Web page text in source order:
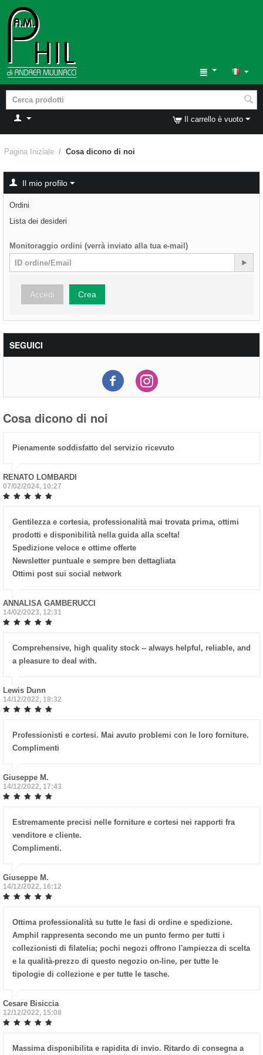
Il carrello è vuoto
Pagina Iniziale / Cosa dicono di noi
Il mio profilo
Ordini
Lista dei desideri
Monitoraggio ordini (verrà inviato alla tua e-mail)
Accedi Crea
SEGUICI
Cosa dicono di noi
Pienamente soddisfatto del servizio ricevuto
RENATO LOMBARDI
07/02/2024, 10:27
Gentilezza e cortesia, professionalità mai trovata prima, ottimi
prodotti e disponibilità nella guida alla scelta!
Spedizione veloce e ottime offerte
Newsletter puntuale e sempre ben dettagliata
Ottimi post sui social network
ANNALISA GAMBERUCCI
14/02/2023, 12:31
Comprehensive, high quality stock -- always helpful, reliable, and
a pleasure to deal with.
Lewis Dunn
14/12/2022, 18:32
Professionisti e cortesi. Mai avuto problemi con le loro forniture.
Complimenti
Giuseppe M.
14/12/2022, 17:43
Estremamente precisi nelle forniture e cortesi nei rapporti fra
venditore e cliente.
Complimenti.
Giuseppe M.
14/12/2022, 16:12
Ottima professionalità su tutte le fasi di ordine e spedizione.
Amphil rappresenta secondo me un punto fermo per tutti i
collezionisti di filatelia; pochi negozi offrono l'ampiezza di scelta
e la qualità-prezzo di questo negozio on-line, per tutte le
tipologie di collezione e per tutte le tasche.
Cesare Bisiccia
12/12/2022, 15:08
Massima disponibilita e rapidita di invio. Ritardo di consegna a